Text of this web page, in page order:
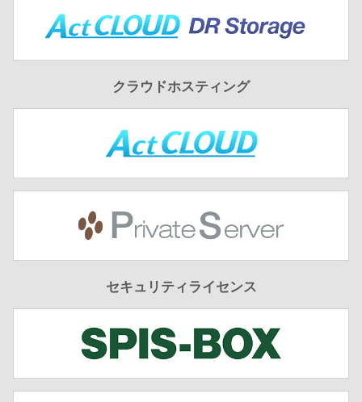
クラウドホスティング
セキュリティライセンス